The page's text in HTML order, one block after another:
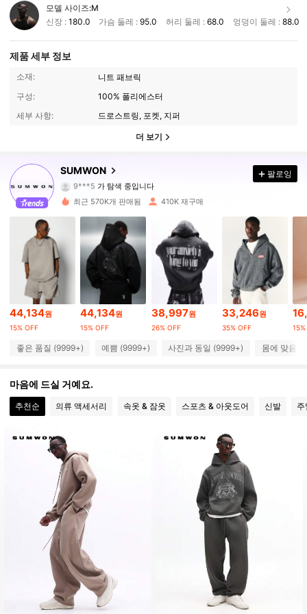
모델 사이즈:M
신장 : 180.0 가슴 둘레 :95.0 허리 둘레 : 68.0 엉덩이 둘레 : 88.0
제품 세부 정보
소재:
니트 패브릭
구성:
100% 폴리에스터
세부 사항:
드로스트링, 포켓, 지퍼
더 보기
SUMWON
9***5가 탐색 중입니다
4.90
1M 팔로워
4.90 1M 팔로워
4.90 1M 팔로워
4.90 1M 팔로워
4.90 1M 팔로워
4.90 1M 팔로워
4.90
4.90 1M 팔로워
4.90
팔로잉
최근 570K개 판매됨 410K 재구매
44,134원
15% OFF
44,134원
15% OFF
38,997원
26% OFF
33,246원
35% OFF
좋은 품질 (9999+) 예쁨 (9999+) 사진과 동일 (9999+) 몸에 맞음
마음에 드실 거예요.
추천순 의류 액세서리 속옷 & 잠옷 스포츠 & 아웃도어 신발